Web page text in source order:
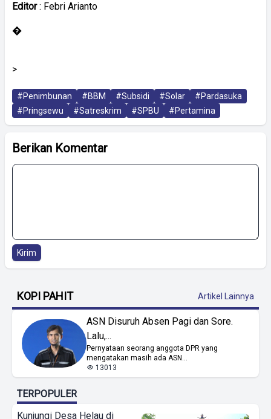
Editor: Febri Arianto
�
>
#Penimbunan #BBM #Subsidi #Solar
#Pardasuka
#Pringsewu
#Satreskrim #SPBU #Pertamina
Berikan Komentar
Kirim
KOPI PAHIT Artikel Lainnya
ASN Disuruh Absen Pagi dan Sore.
Lalu,...
Pernyataan seorang anggota DPR yang
mengatakan masih ada ASN...
13013
TERPOPULER
Kunjungi Desa Helau di